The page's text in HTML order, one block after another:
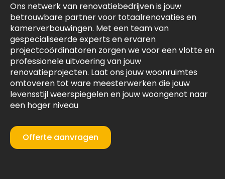
Ons netwerk van renovatiebedrijven is jouw
betrouwbare partner voor totaalrenovaties en
kamerverbouwingen. Met een team van
gespecialiseerde experts en ervaren
projectcoördinatoren zorgen we voor een vlotte en
professionele uitvoering van jouw
renovatieprojecten. Laat ons jouw woonruimtes
omtoveren tot ware meesterwerken die jouw
levensstijl weerspiegelen en jouw woongenot naar
een hoger niveau
Offerte aanvragen